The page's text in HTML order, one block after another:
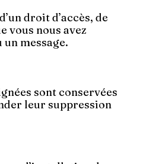
droit d’accès, de
vous nous avez
message.
sont conservées
leur suppression